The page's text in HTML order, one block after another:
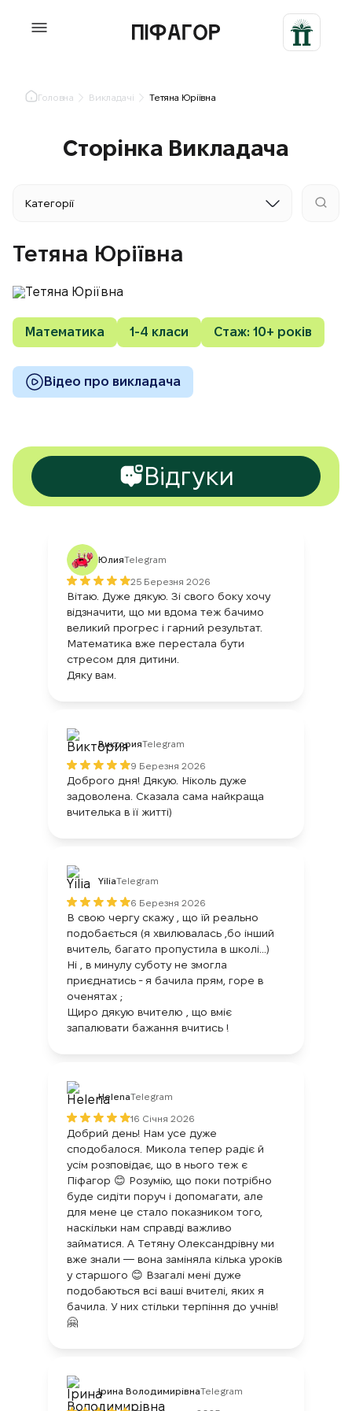
Головна Викладачі Тетяна Юріївна
Сторінка Викладача
Категорії
Тетяна Юріївна
Математика 1-4 класи Стаж: 10+ років
Відео про викладача
Відгуки
ЮлияTelegram
25 Березня 2026
Вітаю. Дуже дякую. Зі свого боку хочу
відзначити, що ми вдома теж бачимо
великий прогрес і гарний результат.
Математика вже перестала бути
стресом для дитини.
Дяку вам.
ВикторияTelegram
9 Березня 2026
Доброго дня! Дякую. Ніколь дуже
задоволена. Сказала сама найкраща
вчителька в її житті)
YiliaTelegram
6 Березня 2026
В свою чергу скажу , що їй реально
подобається (я хвилювалась ,бо інший
вчитель, багато пропустила в школі...)
Ні , в минулу суботу не змогла
приєднатись - я бачила прям, горе в
оченятах ;
Щиро дякую вчителю , що вміє
запалювати бажання вчитись !
HelenaTelegram
16 Січня 2026
Добрий день! Нам усе дуже
сподобалося. Микола тепер радіє й
усім розповідає, що в нього теж є
Піфагор 😊 Розумію, що поки потрібно
буде сидіти поруч і допомагати, але
для мене це стало показником того,
наскільки нам справді важливо
займатися. А Тетяну Олександрівну ми
вже знали — вона заміняла кілька уроків
у старшого 😊 Взагалі мені дуже
подобаються всі ваші вчителі, яких я
бачила. У них стільки терпіння до учнів!
🤗
Ірина ВолодимирівнаTelegram